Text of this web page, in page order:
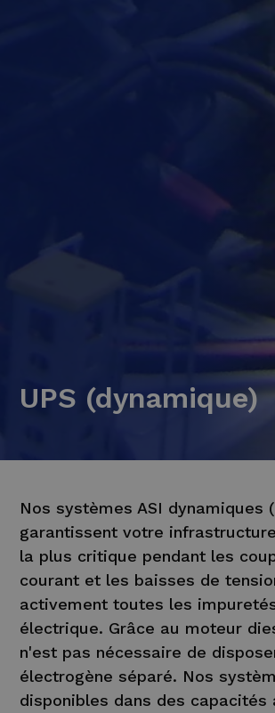
UPS (dynamique)
Nos systèmes ASI dynamiques
garantissent votre
la plus critique pendant les
courant et les baisses de
activement toutes les
électrique. Grâce au moteur
n'est pas nécessaire de
électrogène séparé. Nos
disponibles dans des capacités